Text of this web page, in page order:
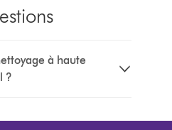
à haute
?